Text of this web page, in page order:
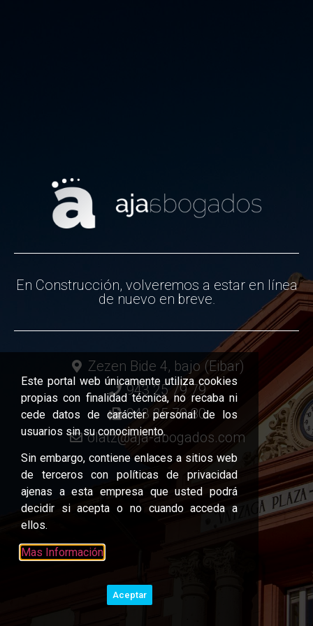
En Construcción, volveremos a estar en línea
de nuevo en breve.
Zezen Bide 4, bajo (Eibar)
943 25 79 79
943 25 79 80
olatz@aja-abogados.com
Este portal web únicamente utiliza cookies
propias con finalidad técnica, no recaba ni
cede datos de carácter personal de los
usuarios sin su conocimiento.
Sin embargo, contiene enlaces a sitios web
de terceros con políticas de privacidad
ajenas a esta empresa que usted podrá
decidir si acepta o no cuando acceda a
ellos.
Mas Información
Aceptar